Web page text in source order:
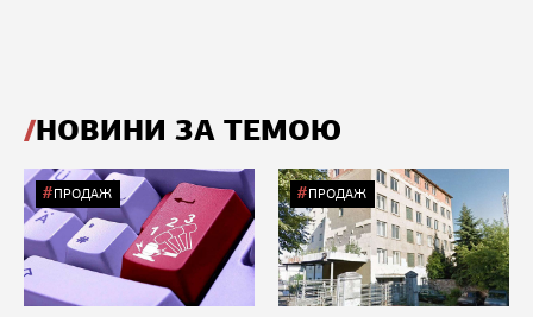
НОВИНИ ЗА ТЕМОЮ
ПРОДАЖ ПРОДАЖ